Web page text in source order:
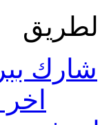
شارك
اخر